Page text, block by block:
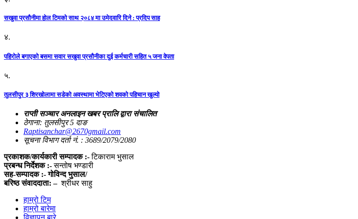
सखुवा प्रसौनीमा होल टिमको साथ २०८४ मा उमेदवारि दिने : प्रदिप साह
४.
पहिराेले बगाएकाे बसमा सवार सखुवा प्रसाैनीका दुई कर्मचारी सहित ५ जना वेपता
५.
तुलसीपुर ३ शिरखोलामा सडेको अवस्थामा भेटिएको शवको पहिचान खुल्यो
राप्ती सञ्चार अनलाइन खबर प्रालि द्वारा संचालित
ठेगाना: तुलसीपुर 5 दाङ
Raptisanchar@2670gmail.com
सूचना विभाग दर्ता नं. : 3689/2079/2080
प्रकाशक/कार्यकारी सम्पादक :-टिकाराम भुसाल
प्रबन्ध निर्देशक :-सन्तोष भण्डारी
सह-सम्पादक :- गोविन्द भुसाल/
बरिष्ठ संवाददाता: – श्रीधर साहु
हाम्रो टिम
हाम्रो बारेमा